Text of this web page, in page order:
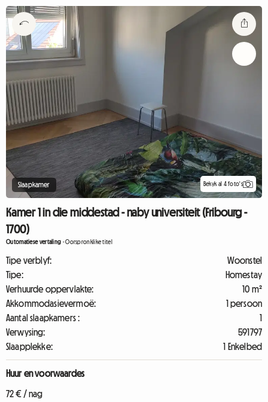
Slaapkamer Bekyk al 4 foto's
Kamer 1 in die middestad - naby universiteit (Fribourg -
1700)
Outomatiese vertaling -Oorspronklike titel
Tipe verblyf:
Woonstel
Tipe:
Homestay
Verhuurde oppervlakte:
10 m²
Akkommodasievermoë:
1 persoon
Aantal slaapkamers :
1
Verwysing:
591797
Slaapplekke:
1 Enkelbed
Huur en voorwaardes
72 € / nag